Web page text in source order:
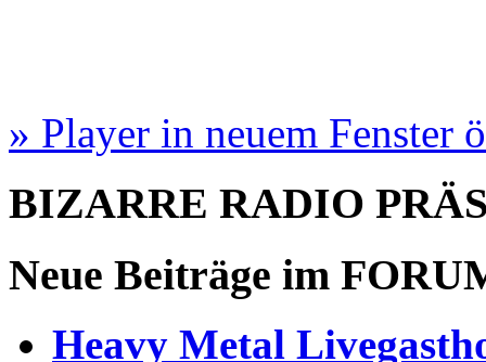
» Player in neuem Fenster
BIZARRE RADIO
Neue Beiträge im
Heavy Metal